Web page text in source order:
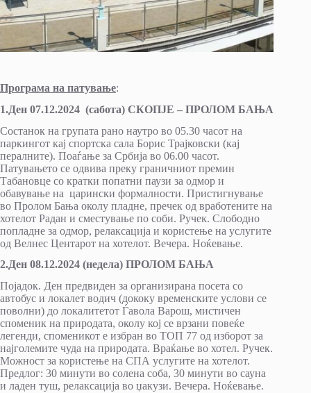
Програма на патување:
1.Ден 07.12.2024 (сабота) СКОПЈЕ – ПРОЛОМ БАЊА
Состанок на групата рано наутро во 05.30 часот на
паркингот кај спортска сала Борис Трајковски (кај
пералните). Поаѓање за Србија во 06.00 часот.
Патувањето се одвива преку граничниот премин
Табановце со кратки попатни паузи за одмор и
обавување на царински формалности. Пристигнување
во Пролом Бања околу пладне, пречек од вработените на
хотелот Радан и сместување по соби. Ручек. Слободно
попладне за одмор, релаксација и користење на услугите
од Велнес Центарот на хотелот. Вечера. Ноќевање.
2.Ден 08.12.2024 (недела) ПРОЛОМ БАЊА
Појадок. Ден предвиден за организирана посета со
автобус и локалет водич (дококу временските услови се
поволни) до локалитетот Ѓавола Варош, мистичен
споменик на природата, околу кој се врзани повеќе
легенди, споменикот е избран во ТОП 77 од изборот за
најголемите чуда на природата. Враќање во хотел. Ручек.
Можност за користење на СПА услугите на хотелот.
Предлог: 30 минути во солена соба, 30 минути во сауна
и ладен туш, релаксација во џакузи. Вечера. Ноќевање.